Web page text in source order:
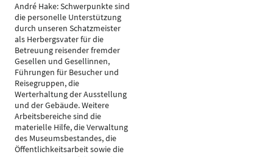
André Hake: Schwerpunkte sind
die personelle Unterstützung
durch unseren Schatzmeister
als Herbergsvater für die
Betreuung reisender fremder
Gesellen und Gesellinnen,
Führungen für Besucher und
Reisegruppen, die
Werterhaltung der Ausstellung
und der Gebäude. Weitere
Arbeitsbereiche sind die
materielle Hilfe, die Verwaltung
des Museumsbestandes, die
Öffentlichkeitsarbeit sowie die